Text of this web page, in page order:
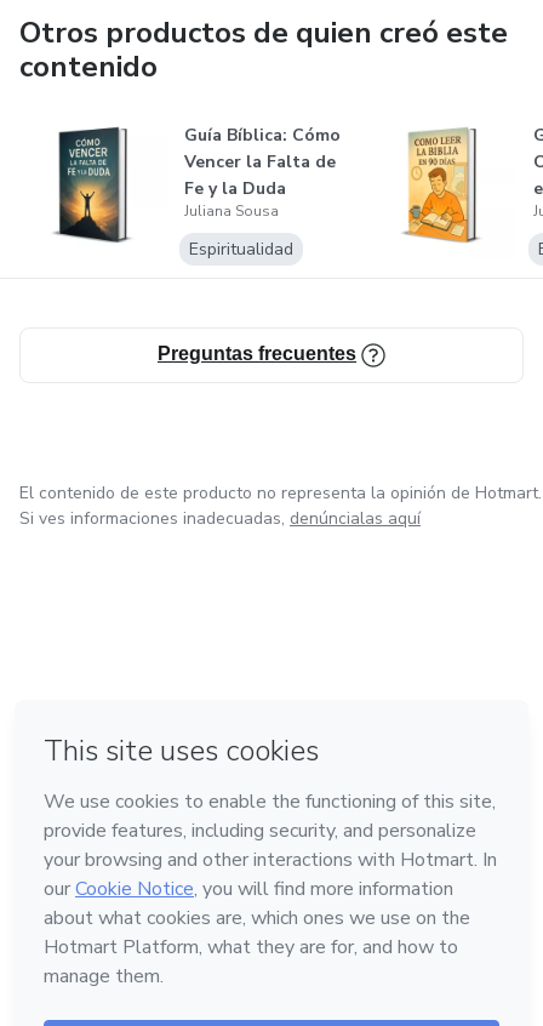
Otros productos de quien creó este
contenido
Guía Bíblica: Cómo
Vencer la Falta de
Fe y la Duda
Bienveni...
Juliana Sousa
Espiritualidad
Preguntas frecuentes
El contenido de este producto no representa la opinión de Hotmart.
Si ves informaciones inadecuadas, denúncialas aquí
Hecho con❤ en Ciudad de México
Conoce Hotmart
Idioma
Español